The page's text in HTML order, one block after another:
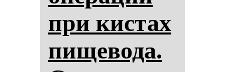
при кис­тах
пи­ще­во­да.